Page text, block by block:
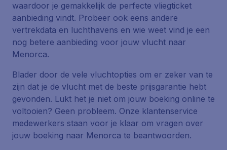
waardoor je gemakkelijk de perfecte vliegticket
aanbieding vindt. Probeer ook eens andere
vertrekdata en luchthavens en wie weet vind je een
nog betere aanbieding voor jouw vlucht naar
Menorca.
Blader door de vele vluchtopties om er zeker van te
zijn dat je de vlucht met de beste prijsgarantie hebt
gevonden. Lukt het je niet om jouw boeking online te
voltooien? Geen probleem. Onze klantenservice
medewerkers staan voor je klaar om vragen over
jouw boeking naar Menorca te beantwoorden.